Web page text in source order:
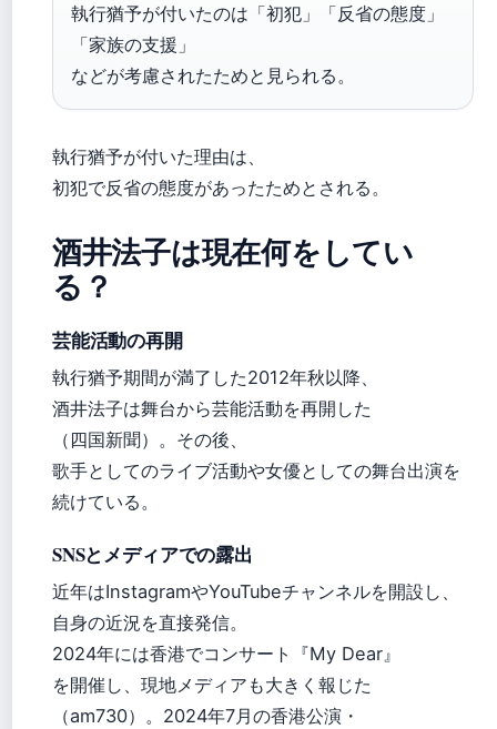
執行猶予が付いたのは「初犯」「反省の態度」
「家族の支援」
などが考慮されたためと見られる。
執行猶予が付いた理由は、
初犯で反省の態度があったためとされる。
酒井法子は現在何をしてい
る？
芸能活動の再開
執行猶予期間が満了した2012年秋以降、
酒井法子は舞台から芸能活動を再開した
（四国新聞）。その後、
歌手としてのライブ活動や女優としての舞台出演を
続けている。
SNSとメディアでの露出
近年はInstagramやYouTubeチャンネルを開設し、
自身の近況を直接発信。
2024年には香港でコンサート『My Dear』
を開催し、現地メディアも大きく報じた
（am730）。2024年7月の香港公演・